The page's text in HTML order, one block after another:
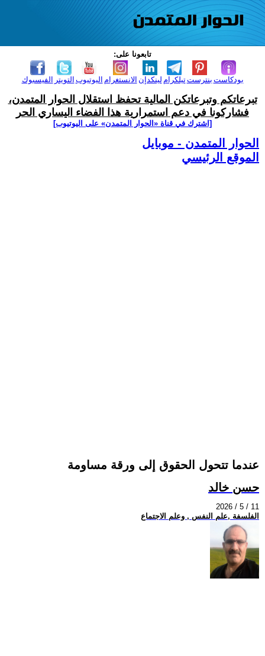
تابعونا على:
الفيسبوك التويتر اليوتيوب الانستغرام لينكدإن تيلكرامبنترست بودكاست
تبرعاتكم وتبرعاتكن المالية تحفظ استقلال الحوار المتمدن،
فشاركونا في دعم استمرارية هذا الفضاء اليساري الحر
[اشترك في قناة ‫«الحوار المتمدن» على اليوتيوب]
الحوار المتمدن - موبايل
الموقع الرئيسي
عندما تتحول الحقوق إلى ورقة مساومة
حسن خالد
2026 / 5 / 11
الفلسفة ,علم النفس , وعلم الاجتماع